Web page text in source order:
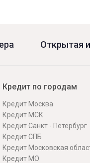
Открытая
Кредит по городам
Кредит Москва
Кредит МСК
Кредит Санкт - Петербург
Кредит СПБ
Кредит Московская
Кредит МО